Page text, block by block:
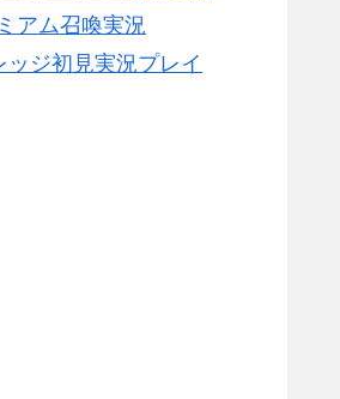
アム召喚実況
ジ初見実況プレイ